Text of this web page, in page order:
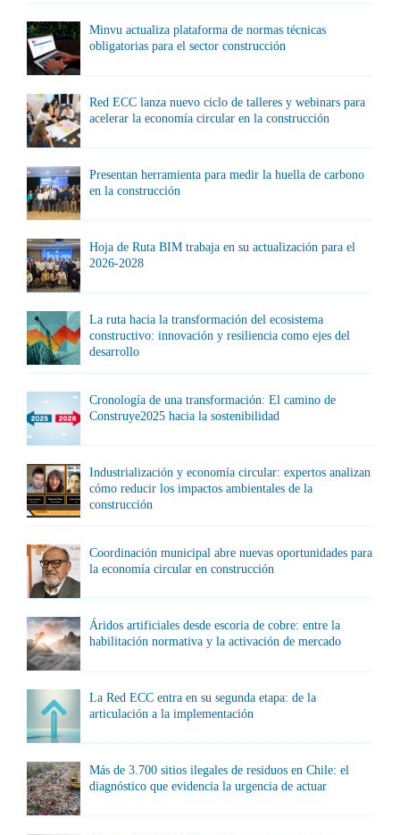
Minvu actualiza plataforma de normas técnicas
obligatorias para el sector construcción
Red ECC lanza nuevo ciclo de talleres y webinars para
acelerar la economía circular en la construcción
Presentan herramienta para medir la huella de carbono
en la construcción
Hoja de Ruta BIM trabaja en su actualización para el
2026-2028
La ruta hacia la transformación del ecosistema
constructivo: innovación y resiliencia como ejes del
desarrollo
Cronología de una transformación: El camino de
Construye2025 hacia la sostenibilidad
Industrialización y economía circular: expertos analizan
cómo reducir los impactos ambientales de la
construcción
Coordinación municipal abre nuevas oportunidades para
la economía circular en construcción
Áridos artificiales desde escoria de cobre: entre la
habilitación normativa y la activación de mercado
La Red ECC entra en su segunda etapa: de la
articulación a la implementación
Más de 3.700 sitios ilegales de residuos en Chile: el
diagnóstico que evidencia la urgencia de actuar